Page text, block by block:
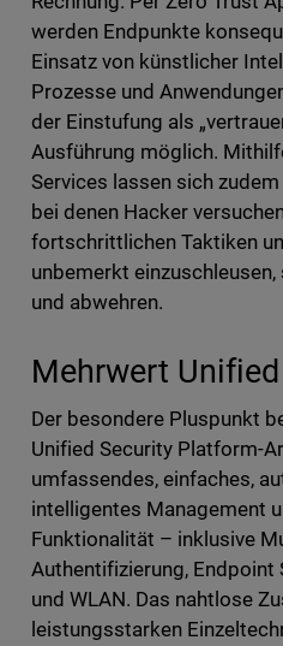
werden Endpunkte
Einsatz von künstlicher
Prozesse und
der Einstufung als
Ausführung möglich.
Services lassen sich
bei denen Hacker
fortschrittlichen Taktiken
unbemerkt
und abwehren.
Mehrwert
Der besondere Pluspunkt
Unified Security Platform-
umfassendes, einfaches,
intelligentes Management
Funktionalität – inklusive
Authentifizierung, Endpoint
und WLAN. Das nahtlose
leistungsstarken